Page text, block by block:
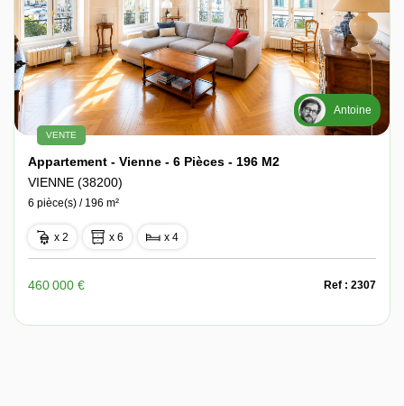
Antoine
VENTE
Appartement - Vienne - 6 Pièces - 196 M2
VIENNE (38200)
6 pièce(s) / 196 m²
x 2 x 6 x 4
460 000 € Ref : 2307